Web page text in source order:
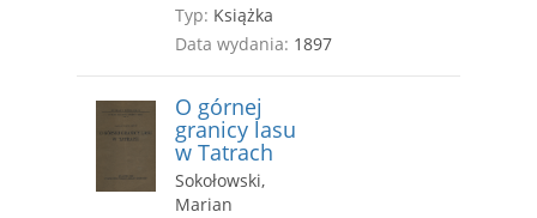
Typ: Książka
Data wydania: 1897
O górnej
granicy lasu
w Tatrach
Sokołowski,
Marian